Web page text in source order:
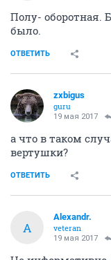
Полу- оборотная.
было.
ОТВЕТИТЬ
zxbigus
guru
19 мая 2017
а что в таком
вертушки?
ОТВЕТИТЬ
A
Alexandr.
veteran
19 мая 2017